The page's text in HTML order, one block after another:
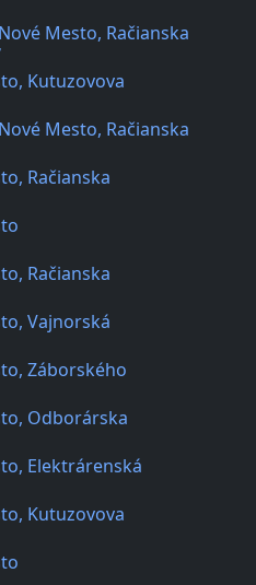
Mesto, Račianska
Kutuzovova
Mesto, Račianska
Račianska
Račianska
Vajnorská
Záborského
Odborárska
Elektrárenská
Kutuzovova